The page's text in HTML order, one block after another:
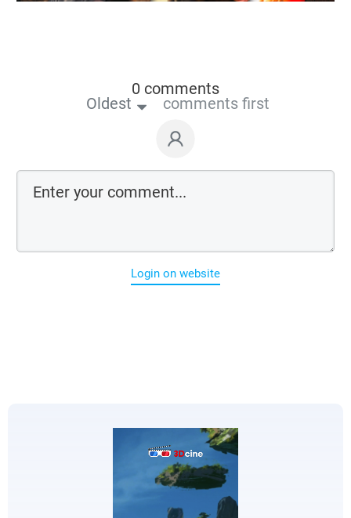
0 comments
Oldest comments first
Login on website